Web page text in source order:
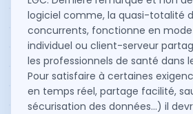
logiciel comme, la quasi-totalité
concurrents, fonctionne en
individuel ou client-serveur
les professionnels de santé dans
Pour satisfaire à certaines
en temps réel, partage facilité,
sécurisation des données…) il